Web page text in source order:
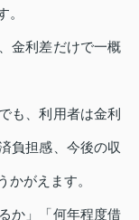
。
金利差だけで一概
も、利用者は金利
負担感、今後の収
かがえます。
か」「何年程度借